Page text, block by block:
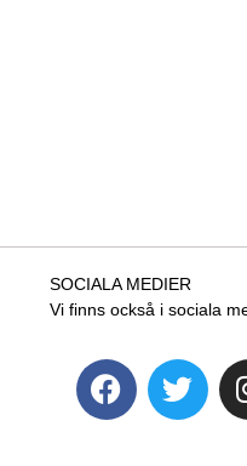
SOCIALA MEDIER
Vi finns också i sociala